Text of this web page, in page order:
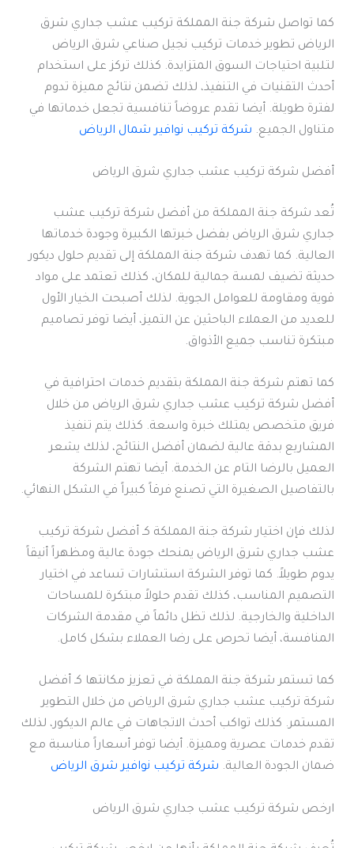
كما تواصل شركة جنة المملكة تركيب عشب جداري شرق
الرياض تطوير خدمات تركيب نجيل صناعي شرق الرياض
لتلبية احتياجات السوق المتزايدة. كذلك تركز على استخدام
أحدث التقنيات في التنفيذ، لذلك تضمن نتائج مميزة تدوم
لفترة طويلة. أيضا تقدم عروضاً تنافسية تجعل خدماتها في
متناول الجميع. شركة تركيب نوافير شمال الرياض
أفضل شركة تركيب عشب جداري شرق الرياض
تُعد شركة جنة المملكة من أفضل شركة تركيب عشب
جداري شرق الرياض بفضل خبرتها الكبيرة وجودة خدماتها
العالية. كما تهدف شركة جنة المملكة إلى تقديم حلول ديكور
حديثة تضيف لمسة جمالية للمكان، كذلك تعتمد على مواد
قوية ومقاومة للعوامل الجوية. لذلك أصبحت الخيار الأول
للعديد من العملاء الباحثين عن التميز، أيضا توفر تصاميم
مبتكرة تناسب جميع الأذواق.
كما تهتم شركة جنة المملكة بتقديم خدمات احترافية في
أفضل شركة تركيب عشب جداري شرق الرياض من خلال
فريق متخصص يمتلك خبرة واسعة. كذلك يتم تنفيذ
المشاريع بدقة عالية لضمان أفضل النتائج، لذلك يشعر
العميل بالرضا التام عن الخدمة. أيضا تهتم الشركة
بالتفاصيل الصغيرة التي تصنع فرقاً كبيراً في الشكل النهائي.
لذلك فإن اختيار شركة جنة المملكة كـ أفضل شركة تركيب
عشب جداري شرق الرياض يمنحك جودة عالية ومظهراً أنيقاً
يدوم طويلاً. كما توفر الشركة استشارات تساعد في اختيار
التصميم المناسب، كذلك تقدم حلولاً مبتكرة للمساحات
الداخلية والخارجية. لذلك تظل دائماً في مقدمة الشركات
المنافسة، أيضا تحرص على رضا العملاء بشكل كامل.
كما تستمر شركة جنة المملكة في تعزيز مكانتها كـ أفضل
شركة تركيب عشب جداري شرق الرياض من خلال التطوير
المستمر. كذلك تواكب أحدث الاتجاهات في عالم الديكور، لذلك
تقدم خدمات عصرية ومميزة. أيضا توفر أسعاراً مناسبة مع
ضمان الجودة العالية. شركة تركيب نوافير شرق الرياض
ارخص شركة تركيب عشب جداري شرق الرياض